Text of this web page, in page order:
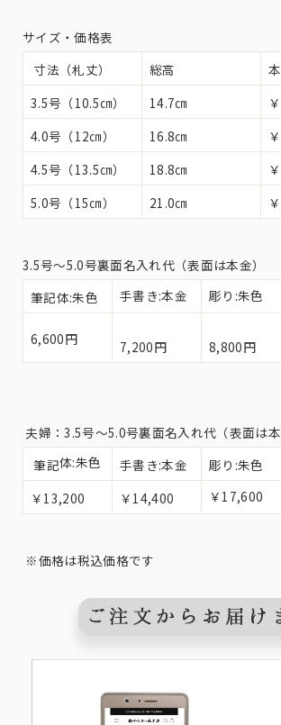
サイズ・価格表
寸法（札丈）
総高
3.5号（10.5㎝）
14.7㎝
4.0号（12㎝）
16.8㎝
4.5号（13.5㎝）
18.8㎝
5.0号（15㎝）
21.0㎝
3.5号〜5.0号裏面名入れ代（表面は本金）
筆記体:朱色
手書き:本金 彫り:朱色
6,600円 7,200円 8,800円
夫婦：3.5号〜5.0号裏面名入れ代（表面は本
筆記体:朱色 手書き:本金 彫り:朱色
￥13,200
￥14,400 ￥17,600
※価格は税込価格です